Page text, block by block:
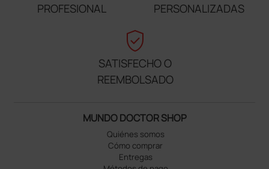
PROFESIONAL
PERSONALIZADAS
verified_user
SATISFECHO O
REEMBOLSADO
MUNDO DOCTOR SHOP
Quiénes somos
Cómo comprar
Entregas